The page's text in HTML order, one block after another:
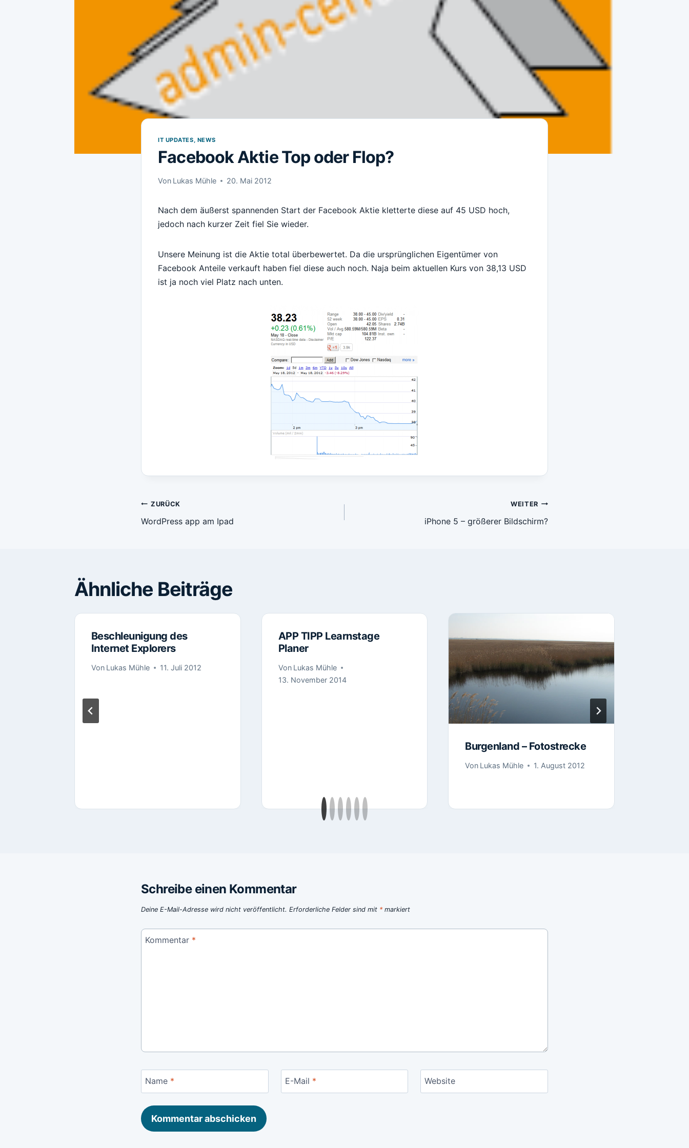
IT UPDATES, NEWS
Facebook Aktie Top oder Flop?
Von Lukas Mühle 20. Mai 2012
Nach dem äußerst spannenden Start der Facebook Aktie kletterte diese auf 45 USD hoch,
jedoch nach kurzer Zeit fiel Sie wieder.
Unsere Meinung ist die Aktie total überbewertet. Da die ursprünglichen Eigentümer von
Facebook Anteile verkauft haben fiel diese auch noch. Naja beim aktuellen Kurs von 38,13 USD
ist ja noch viel Platz nach unten.
Beitragsnavigation
ZURÜCK
WordPress app am Ipad
WEITER
iPhone 5 – größerer Bildschirm?
Ähnliche Beiträge
Beschleunigung des
Internet Explorers
Von Lukas Mühle 11. Juli 2012
APP TIPP Learnstage
Planer
Von Lukas Mühle
13. November 2014
Burgenland – Fotostrecke
Von Lukas Mühle 1. August 2012
Schreibe einen Kommentar
Deine E-Mail-Adresse wird nicht veröffentlicht. Erforderliche Felder sind mit *markiert
Kommentar *
Name * E-Mail * Website